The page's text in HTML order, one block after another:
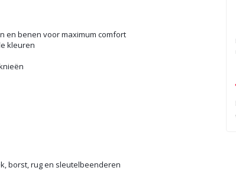
en benen voor maximum comfort
kleuren
borst, rug en sleutelbeenderen